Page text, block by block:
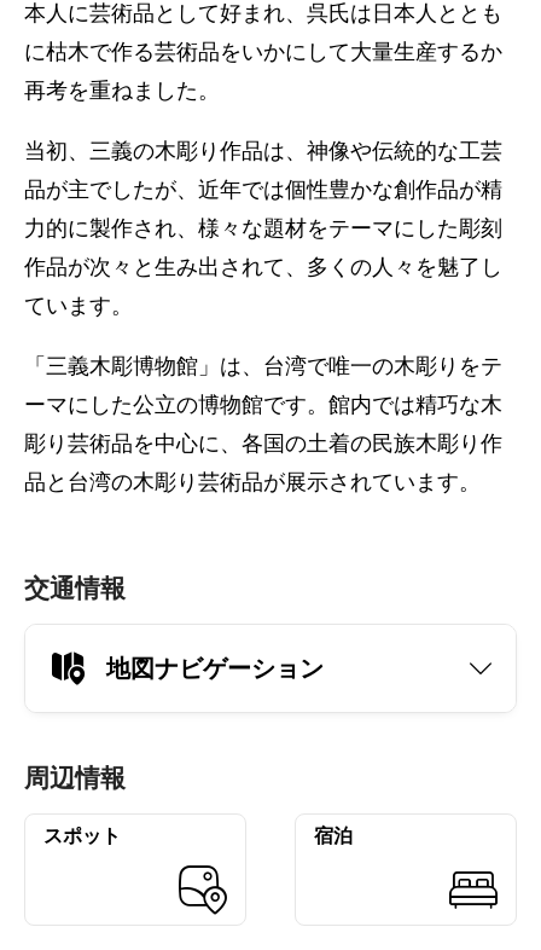
本人に芸術品として好まれ、呉氏は日本人ととも
に枯木で作る芸術品をいかにして大量生産するか
再考を重ねました。
当初、三義の木彫り作品は、神像や伝統的な工芸
品が主でしたが、近年では個性豊かな創作品が精
力的に製作され、様々な題材をテーマにした彫刻
作品が次々と生み出されて、多くの人々を魅了し
ています。
「三義木彫博物館」は、台湾で唯一の木彫りをテ
ーマにした公立の博物館です。館内では精巧な木
彫り芸術品を中心に、各国の土着の民族木彫り作
品と台湾の木彫り芸術品が展示されています。
交通情報
地図ナビゲーション
周辺情報
スポット 宿泊